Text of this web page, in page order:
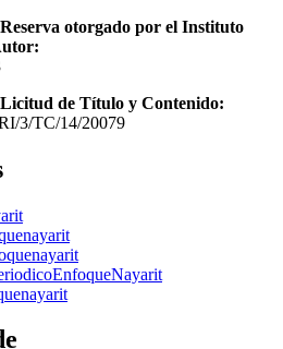
otorgado por el Instituto
de Título y Contenido:
3/TC/14/20079